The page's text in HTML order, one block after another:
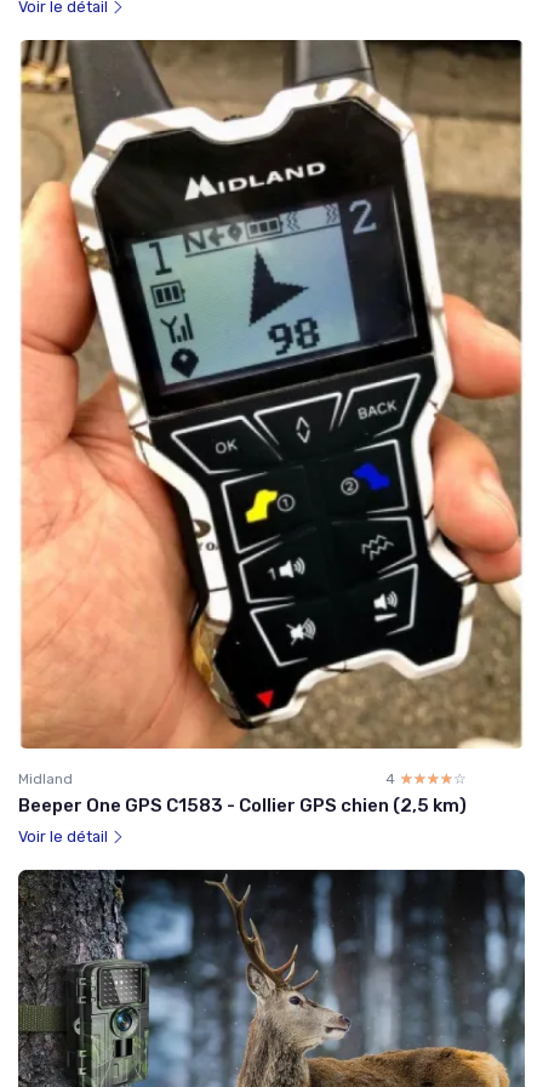
Voir le détail
Midland 4 ☆☆☆☆☆
★★★★★
Beeper One GPS C1583 - Collier GPS chien (2,5 km)
Voir le détail